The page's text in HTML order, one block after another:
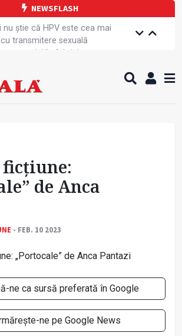
NEWSFLASH
nu știe că HPV este cea mai
transmitere sexuală
energiei în fabrici ar pune
de specialist
medicamente, blocată
testarea unui vaccin împotriva
a virusului Ebola
pentru sănătatea mamei și
George Enescu, la ceas
ficțiune:
de Anca
- FEB. 10 2023
ne ca sursă preferată în Google
ne pe Google News